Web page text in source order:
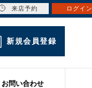
新規会員登録
お問い合わせ
来店予約 ログイン